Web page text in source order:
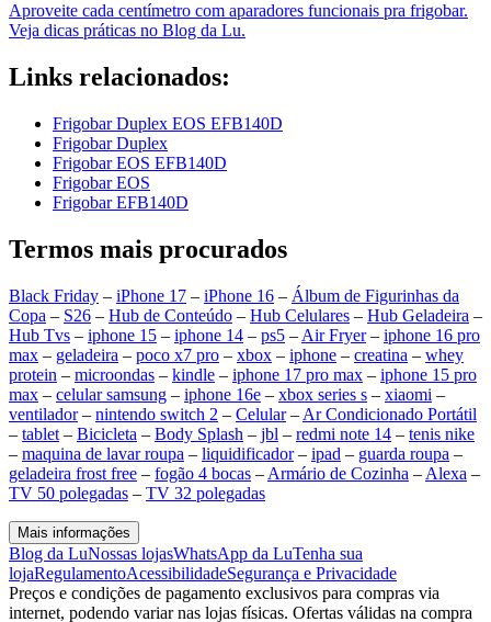
Aproveite cada centímetro com aparadores funcionais pra frigobar.
Veja dicas práticas no Blog da Lu.
Links relacionados:
Frigobar Duplex EOS EFB140D
Frigobar Duplex
Frigobar EOS EFB140D
Frigobar EOS
Frigobar EFB140D
Termos mais procurados
Black Friday – iPhone 17 – iPhone 16 – Álbum de Figurinhas da
Copa – S26 – Hub de Conteúdo – Hub Celulares – Hub Geladeira –
Hub Tvs – iphone 15 – iphone 14 – ps5 – Air Fryer– iphone 16 pro
max – geladeira – poco x7 pro – xbox – iphone – creatina – whey
protein – microondas – kindle – iphone 17 pro max – iphone 15 pro
max – celular samsung – iphone 16e – xbox series s – xiaomi –
ventilador– nintendo switch 2 – Celular– Ar Condicionado Portátil
– tablet – Bicicleta – Body Splash – jbl – redmi note 14 – tenis nike
– maquina de lavar roupa – liquidificador– ipad – guarda roupa –
geladeira frost free – fogão 4 bocas – Armário de Cozinha – Alexa –
TV 50 polegadas – TV 32 polegadas
Mais informações
Blog da LuNossas lojasWhatsApp da LuTenha sua
lojaRegulamentoAcessibilidadeSegurança e Privacidade
Preços e condições de pagamento exclusivos para compras via
internet, podendo variar nas lojas físicas. Ofertas válidas na compra